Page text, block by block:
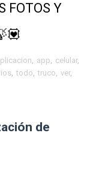
FOTOS Y
, app, celular,
ios, todo, truco, ver,
de